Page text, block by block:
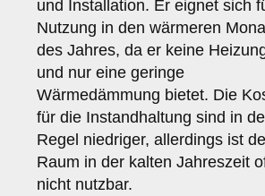
und Installation. Er eignet sich
Nutzung in den wärmeren
des Jahres, da er keine
und nur eine geringe
Wärmedämmung bietet. Die
für die Instandhaltung sind in
Regel niedriger, allerdings ist
Raum in der kalten Jahreszeit
nicht nutzbar.